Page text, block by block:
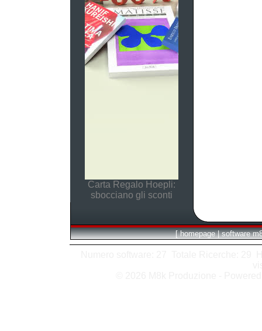
Carta Regalo Hoepli:
sbocciano gli sconti
[ homepage | software